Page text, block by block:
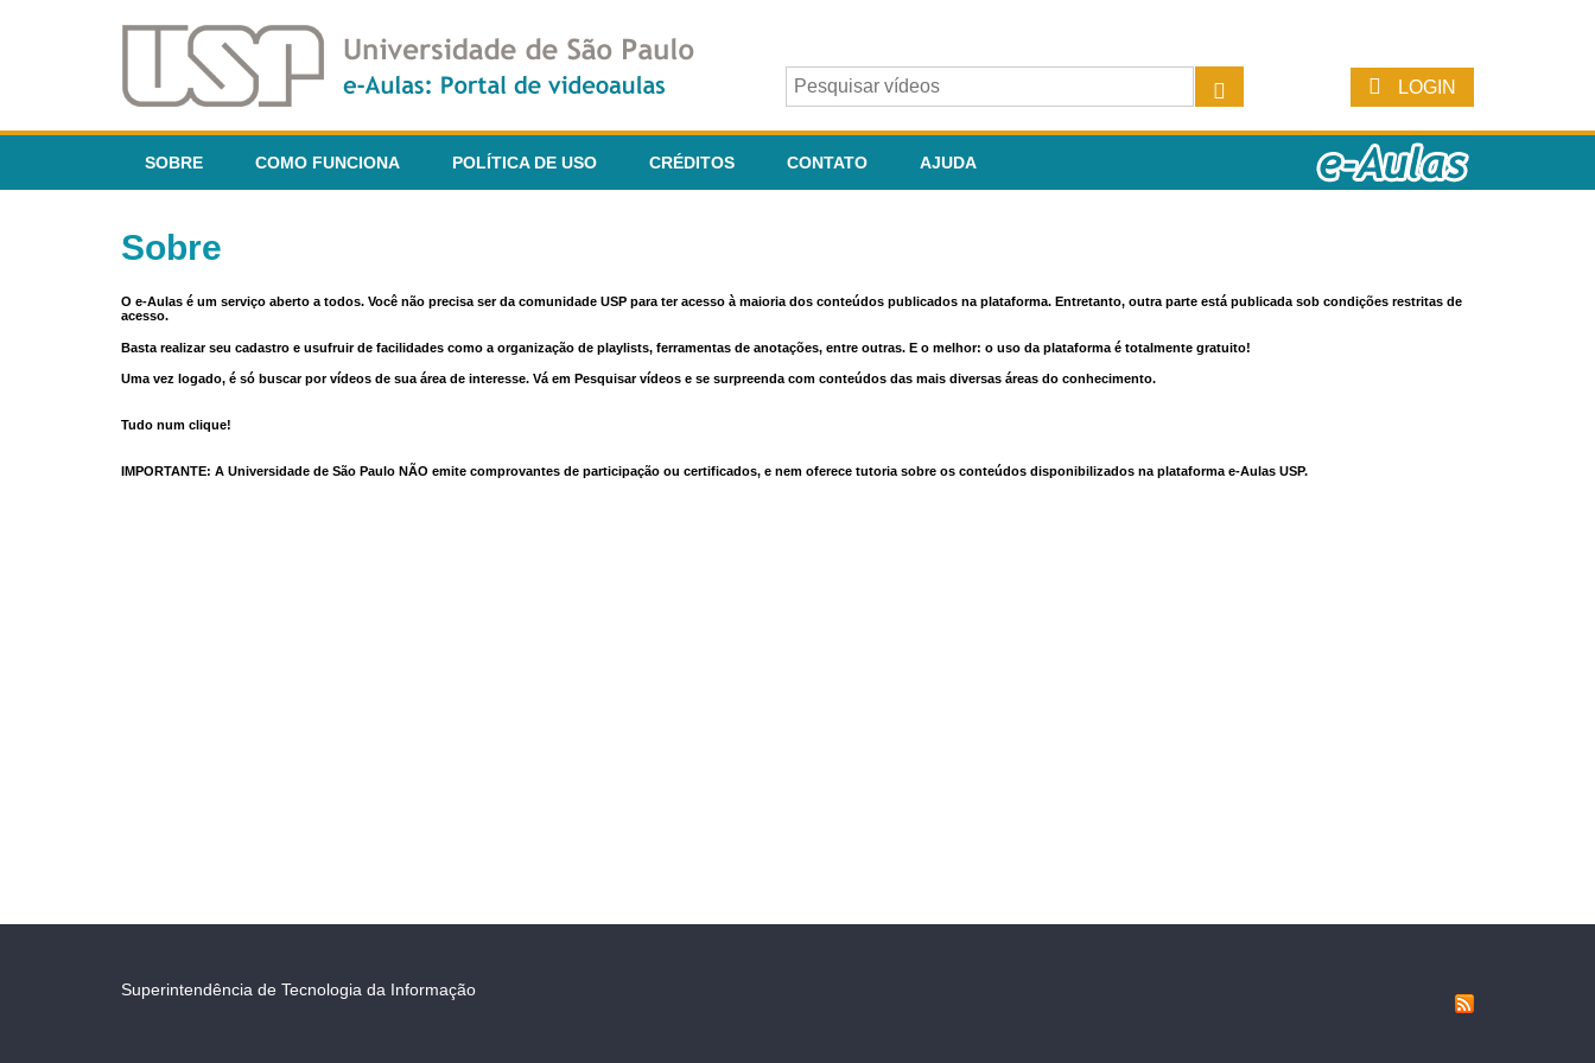
LOGIN
SOBRE COMO FUNCIONA POLÍTICA DE USO CRÉDITOS CONTATO AJUDA
Sobre
O e-Aulas é um serviço aberto a todos. Você não precisa ser da comunidade USP para ter acesso à maioria dos conteúdos publicados na plataforma. Entretanto, outra parte está publicada sob condições restritas de
acesso.
Basta realizar seu cadastro e usufruir de facilidades como a organização de playlists, ferramentas de anotações, entre outras. E o melhor: o uso da plataforma é totalmente gratuito!
Uma vez logado, é só buscar por vídeos de sua área de interesse. Vá em Pesquisar vídeos e se surpreenda com conteúdos das mais diversas áreas do conhecimento.
Tudo num clique!
IMPORTANTE: A Universidade de São Paulo NÃO emite comprovantes de participação ou certificados, e nem oferece tutoria sobre os conteúdos disponibilizados na plataforma e-Aulas USP.
Superintendência de Tecnologia da Informação